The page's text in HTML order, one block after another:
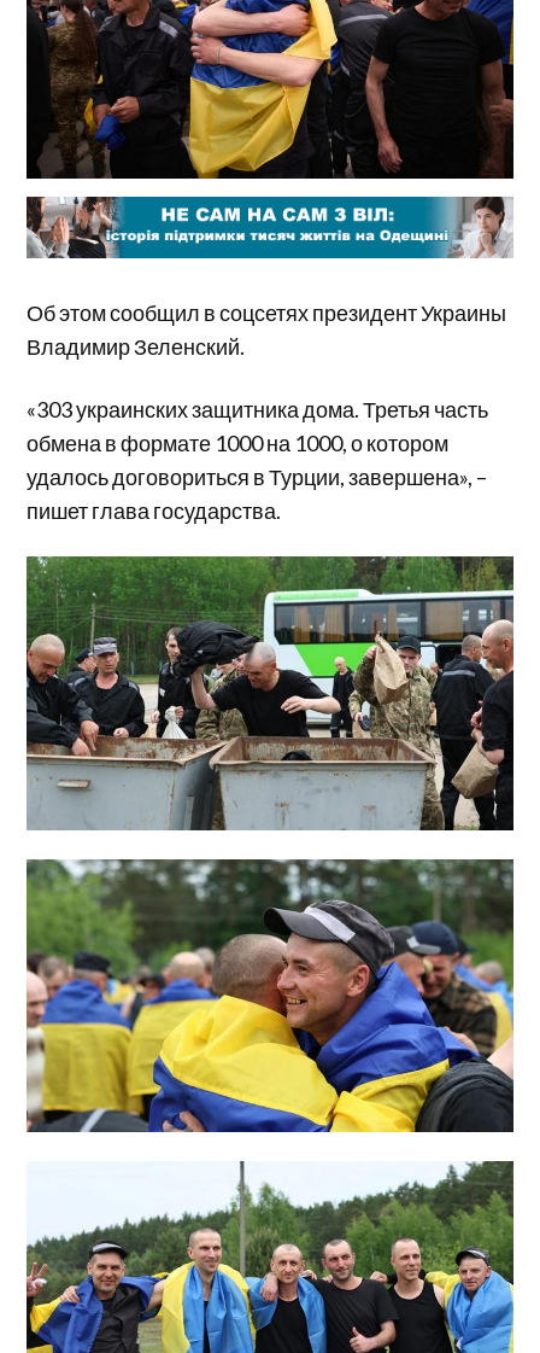
Об этом сообщил в соцсетях президент Украины
Владимир Зеленский.
«303 украинских защитника дома. Третья часть
обмена в формате 1000 на 1000, о котором
удалось договориться в Турции, завершена», –
пишет глава государства.